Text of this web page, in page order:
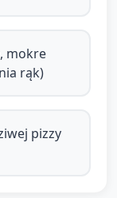
słowo o
"czerwony").
mokre
rąk)
pizzy